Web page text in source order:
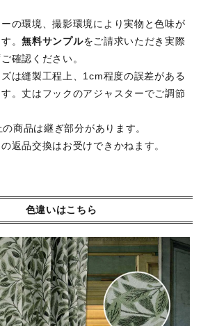
の環境、撮影環境により実物と色味が
。無料サンプルをご請求いただき実際
確認ください。
は縫製工程上、1cm程度の誤差がある
。丈はフックのアジャスターでご調節
商品は継ぎ部分があります。
返品交換はお受けできかねます。
色違いはこちら